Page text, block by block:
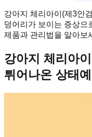
강아지 체리아이(제3안
덩어리가 보이는 증상으
제품과 관리법을 알아보
강아지 체리아
튀어나온 상태